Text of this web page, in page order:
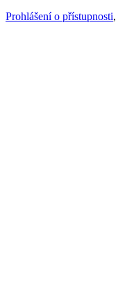
Prohlášení o přístupnosti,